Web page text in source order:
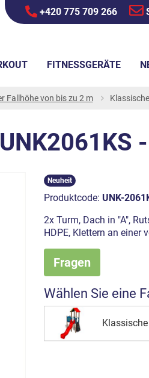
+420 775 709 266
Fallhöhe von bis zu 2 m
Neuheit
Produktcode: UNK-
2x Turm, Dach in "A",
HDPE, Klettern an einer
Fragen
Wählen Sie eine
FITNESSGERÄTE